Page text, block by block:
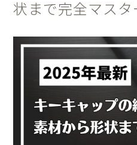
状まで完全マスタ